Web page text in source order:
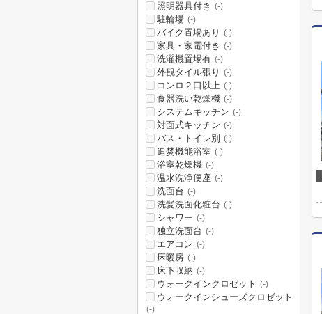
照明器具付き (-)
駐輪場 (-)
バイク置場あり (-)
家具・家電付き (-)
洗濯機置場有 (-)
外観タイル張り (-)
コンロ２口以上 (-)
食器洗い乾燥機 (-)
システムキッチン (-)
対面式キッチン (-)
バス・トイレ別 (-)
追焚機能浴室 (-)
浴室乾燥機 (-)
温水洗浄便座 (-)
洗面台 (-)
洗髪洗面化粧台 (-)
シャワー (-)
独立洗面台 (-)
エアコン (-)
床暖房 (-)
床下収納 (-)
ウォークインクロゼット (-)
ウォークインシューズクロゼット
(-)